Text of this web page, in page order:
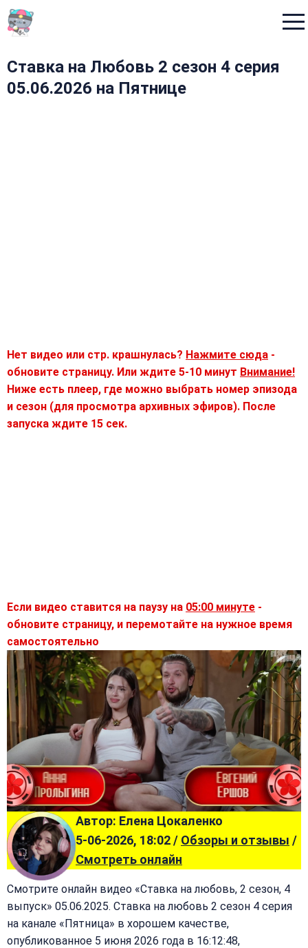
Ставка на Любовь 2 сезон 4 серия
05.06.2026 на Пятнице
Нет видео или стр. крашнулась? Нажмите сюда -
обновите страницу. Или ждите 5-10 минут Внимание!
Ниже есть плеер, где можно выбрать номер эпизода
и сезон (для просмотра архивных эфиров). После
запуска ждите 15 сек.
Если видео ставится на паузу на 05:00 минуте -
обновите страницу, и перемотайте на нужное время
самостоятельно
Автор: Елена Цокаленко
5-06-2026, 18:02 / Обзоры и отзывы /
Смотреть онлайн
Смотрите онлайн видео «Ставка на любовь, 2 сезон, 4
выпуск» 05.06.2025. Ставка на любовь 2 сезон 4 серия
на канале «Пятница» в хорошем качестве,
опубликованное 5 июня 2026 года в 16:12:48,